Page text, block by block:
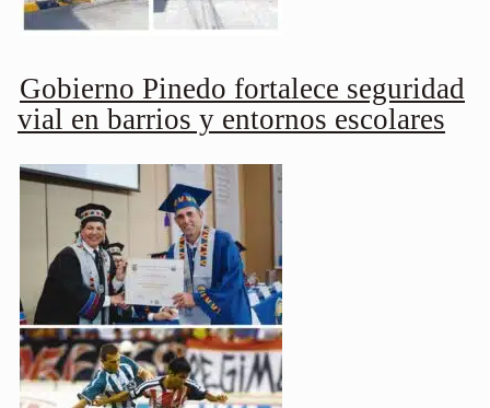
Gobierno Pinedo fortalece seguridad
vial en barrios y entornos escolares